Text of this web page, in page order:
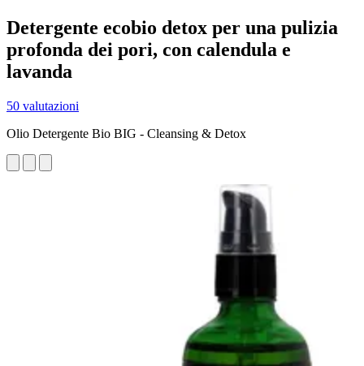
Detergente ecobio detox per una pulizia
profonda dei pori, con calendula e
lavanda
50 valutazioni
Olio Detergente Bio BIG - Cleansing & Detox